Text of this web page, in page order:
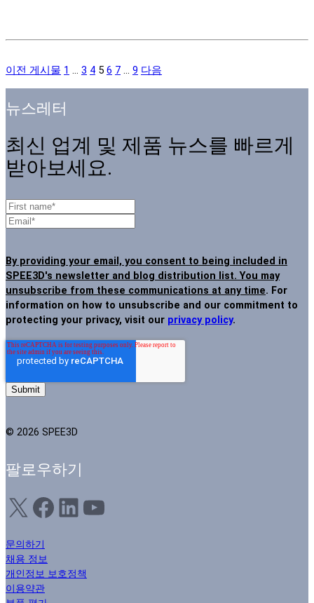
이전 게시물 1 ... 3 4 5 6 7 ... 9 다음
뉴스레터
최신 업계 및 제품 뉴스를 빠르게
받아보세요.
By providing your email, you consent to being included in
SPEE3D's newsletter and blog distribution list. You may
unsubscribe from these communications at any time. For
information on how to unsubscribe and our commitment to
protecting your privacy, visit our privacy policy.
© 2026 SPEE3D
팔로우하기
X Facebook LinkedIn YouTube
문의하기
채용 정보
개인정보 보호정책
이용약관